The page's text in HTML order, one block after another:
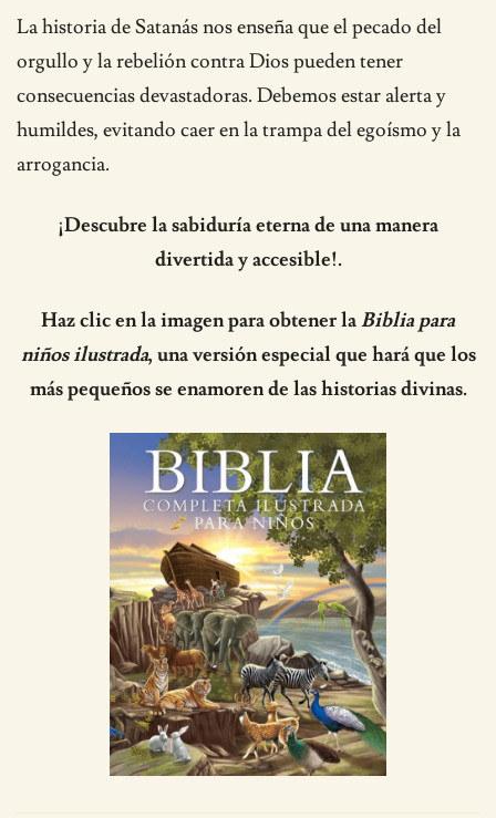
La historia de Satanás nos enseña que el pecado del
orgullo y la rebelión contra Dios pueden tener
consecuencias devastadoras. Debemos estar alerta y
humildes, evitando caer en la trampa del egoísmo y la
arrogancia.
¡Descubre la sabiduría eterna de una manera
divertida y accesible!.
Haz clic en la imagen para obtener laBiblia para
niños ilustrada, una versión especial que hará que los
más pequeños se enamoren de las historias divinas.